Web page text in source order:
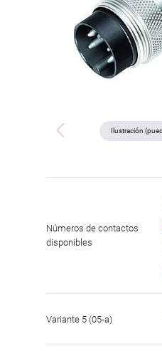
Números de contactos
disponibles
Variante 5 (05-a)